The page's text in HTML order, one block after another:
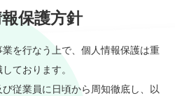
保護方針
を行なう上で、個人情報保護は重
ております。
従業員に日頃から周知徹底し、以